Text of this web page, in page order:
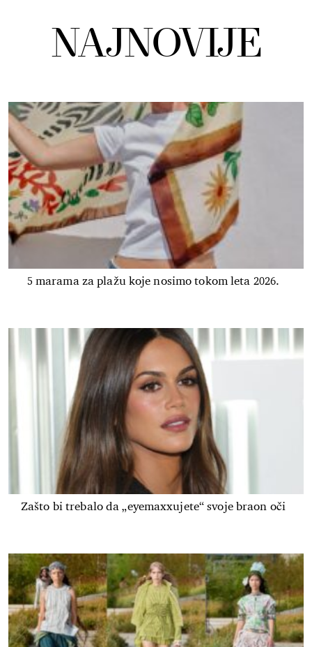
NAJNOVIJE
5 marama za plažu koje nosimo tokom leta 2026.
Zašto bi trebalo da „eyemaxxujete“ svoje braon oči